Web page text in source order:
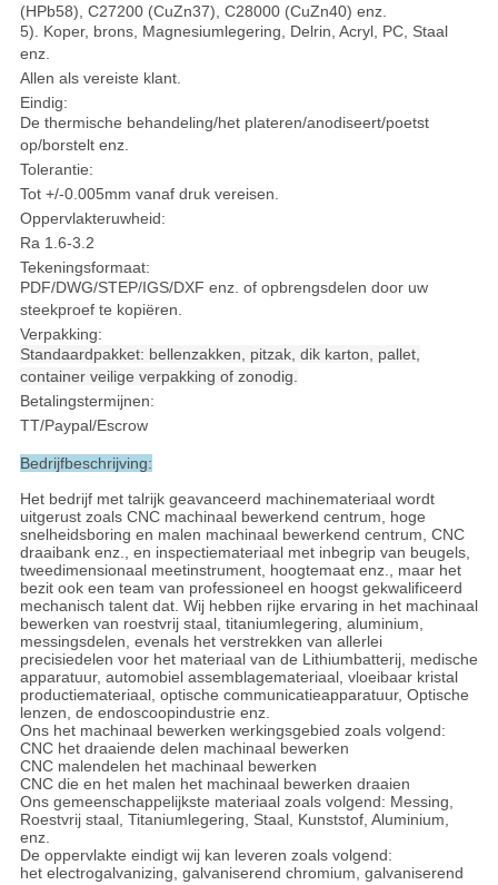
(HPb58), C27200 (CuZn37), C28000 (CuZn40) enz.
5). Koper, brons, Magnesiumlegering, Delrin, Acryl, PC, Staal
enz.
Allen als vereiste klant.
Eindig:
De thermische behandeling/het plateren/anodiseert/poetst
op/borstelt enz.
Tolerantie:
Tot +/-0.005mm vanaf druk vereisen.
Oppervlakteruwheid:
Ra 1.6-3.2
Tekeningsformaat:
PDF/DWG/STEP/IGS/DXF enz. of opbrengsdelen door uw
steekproef te kopiëren.
Verpakking:
Standaardpakket: bellenzakken, pitzak, dik karton, pallet,
container veilige verpakking of zonodig.
Betalingstermijnen:
TT/Paypal/Escrow
Bedrijfbeschrijving:
Het bedrijf met talrijk geavanceerd machinemateriaal wordt
uitgerust zoals CNC machinaal bewerkend centrum, hoge
snelheidsboring en malen machinaal bewerkend centrum, CNC
draaibank enz., en inspectiemateriaal met inbegrip van beugels,
tweedimensionaal meetinstrument, hoogtemaat enz., maar het
bezit ook een team van professioneel en hoogst gekwalificeerd
mechanisch talent dat. Wij hebben rijke ervaring in het machinaal
bewerken van roestvrij staal, titaniumlegering, aluminium,
messingsdelen, evenals het verstrekken van allerlei
precisiedelen voor het materiaal van de Lithiumbatterij, medische
apparatuur, automobiel assemblagemateriaal, vloeibaar kristal
productiemateriaal, optische communicatieapparatuur, Optische
lenzen, de endoscoopindustrie enz.
Ons het machinaal bewerken werkingsgebied zoals volgend:
CNC het draaiende delen machinaal bewerken
CNC malendelen het machinaal bewerken
CNC die en het malen het machinaal bewerken draaien
Ons gemeenschappelijkste materiaal zoals volgend: Messing,
Roestvrij staal, Titaniumlegering, Staal, Kunststof, Aluminium,
enz.
De oppervlakte eindigt wij kan leveren zoals volgend:
het electrogalvanizing, galvaniserend chromium, galvaniserend